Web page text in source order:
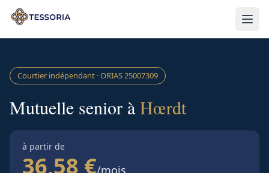
Aller au contenu principal
Courtier indépendant · ORIAS25007309
Mutuelle senior àHœrdt
à partir de
36,58 €/mois